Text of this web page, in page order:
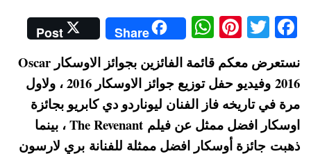
Fa
bo
ok
T
wi
tte
r
Pi
nt
er
es
t
W
ha
ts
A
pp
Share
Post
نستعرض معكم قائمة الفائزين بجوائز الاوسكار Oscar
2016 وفيديو حفل توزيع جوائز الاوسكار 2016 ، ولاول
مرة في تاريخه فاز الفنان ليوناردو دي كابريو بجائزة
اوسكار افضل ممثل عن فيلم The Revenant ، بينما
ذهبت جائزة أوسكار افضل ممثلة للفنانة بري لارسون